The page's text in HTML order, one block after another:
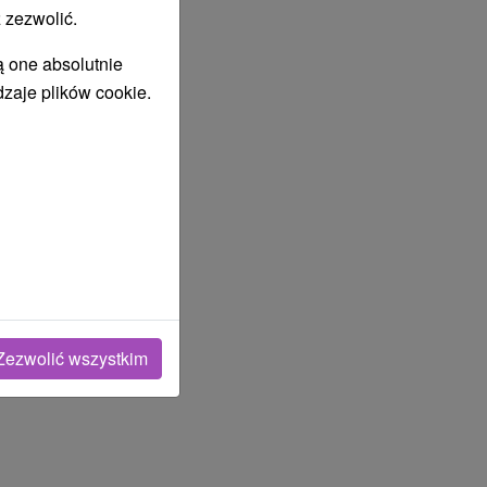
one absolutnie
plików cookie.
wszystkim